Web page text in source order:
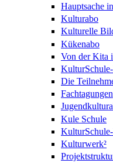
Hauptsache
Kulturabo
Kulturelle
Kükenabo
Von der Kita
Die
Fachtagungen
Kule Schule
Kulturwerk²